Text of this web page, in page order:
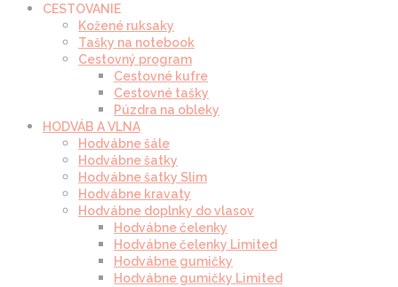
CESTOVANIE
Kožené ruksaky
Tašky na notebook
Cestovný program
Cestovné kufre
Cestovné tašky
Púzdra na obleky
HODVÁB A VLNA
Hodvábne šále
Hodvábne šatky
Hodvábne šatky Slim
Hodvábne kravaty
Hodvábne doplnky do vlasov
Hodvábne čelenky
Hodvábne čelenky Limited
Hodvábne gumičky
Hodvábne gumičky Limited